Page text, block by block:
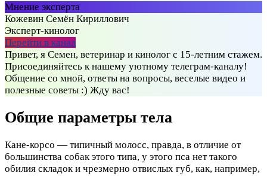
Мнение эксперта
Кожевин Семён Кириллович
Эксперт-кинолог
Перейти в канал
Привет, я Семен, ветеринар и кинолог с 15-летним стажем.
Присоединяйтесь к нашему уютному телеграм-каналу!
Общение со мной, ответы на вопросы, веселые видео и
полезные советы :) Жду вас!
Общие параметры тела
Кане-корсо — типичный молосс, правда, в отличие от
большинства собак этого типа, у этого пса нет такого
обилия складок и чрезмерно отвислых губ, как, например,